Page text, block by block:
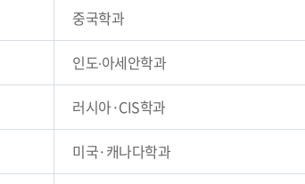
중국학과
인도∙아세안학과
러시아·CIS학과
미국·캐나다학과